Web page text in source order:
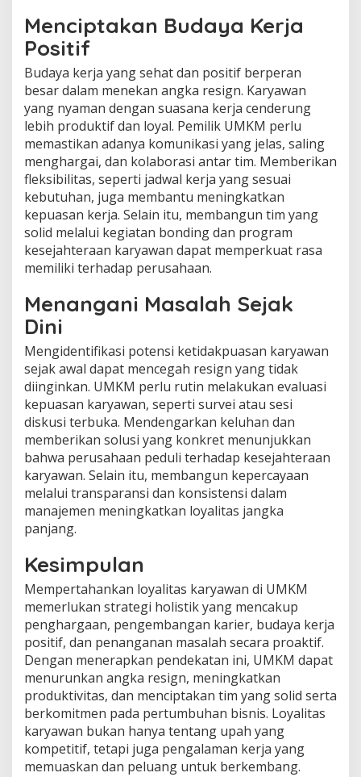
Menciptakan Budaya Kerja
Positif
Budaya kerja yang sehat dan positif berperan
besar dalam menekan angka resign. Karyawan
yang nyaman dengan suasana kerja cenderung
lebih produktif dan loyal. Pemilik UMKM perlu
memastikan adanya komunikasi yang jelas, saling
menghargai, dan kolaborasi antar tim. Memberikan
fleksibilitas, seperti jadwal kerja yang sesuai
kebutuhan, juga membantu meningkatkan
kepuasan kerja. Selain itu, membangun tim yang
solid melalui kegiatan bonding dan program
kesejahteraan karyawan dapat memperkuat rasa
memiliki terhadap perusahaan.
Menangani Masalah Sejak
Dini
Mengidentifikasi potensi ketidakpuasan karyawan
sejak awal dapat mencegah resign yang tidak
diinginkan. UMKM perlu rutin melakukan evaluasi
kepuasan karyawan, seperti survei atau sesi
diskusi terbuka. Mendengarkan keluhan dan
memberikan solusi yang konkret menunjukkan
bahwa perusahaan peduli terhadap kesejahteraan
karyawan. Selain itu, membangun kepercayaan
melalui transparansi dan konsistensi dalam
manajemen meningkatkan loyalitas jangka
panjang.
Kesimpulan
Mempertahankan loyalitas karyawan di UMKM
memerlukan strategi holistik yang mencakup
penghargaan, pengembangan karier, budaya kerja
positif, dan penanganan masalah secara proaktif.
Dengan menerapkan pendekatan ini, UMKM dapat
menurunkan angka resign, meningkatkan
produktivitas, dan menciptakan tim yang solid serta
berkomitmen pada pertumbuhan bisnis. Loyalitas
karyawan bukan hanya tentang upah yang
kompetitif, tetapi juga pengalaman kerja yang
memuaskan dan peluang untuk berkembang.